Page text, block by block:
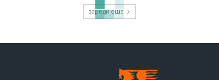
зареди още